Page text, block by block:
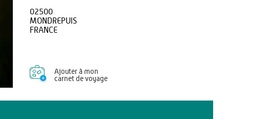
02500
MONDREPUIS
FRANCE
Ajouter à mon
carnet de voyage